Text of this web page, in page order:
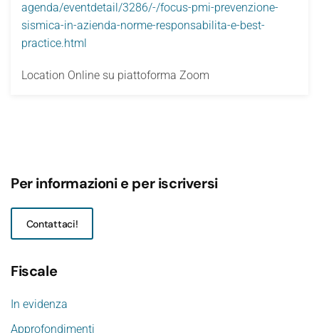
agenda/eventdetail/3286/-/focus-pmi-prevenzione-
sismica-in-azienda-norme-responsabilita-e-best-
practice.html
Location Online su piattoforma Zoom
Per informazioni e per iscriversi
Contattaci!
Fiscale
In evidenza
Approfondimenti